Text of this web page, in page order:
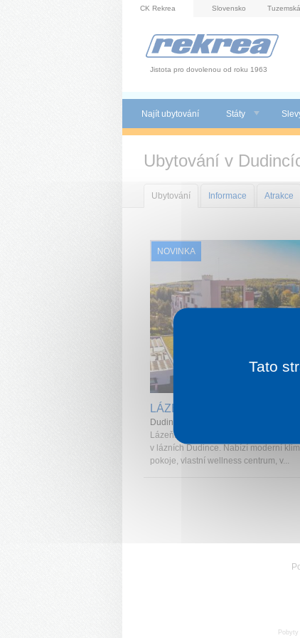
CK Rekrea Slovensko
Jistota pro dovolenou od roku 1963
Najít ubytování Státy
Ubytování v
Ubytování Informace Atrakce
NOVINKA
LÁZEŇSKÝ HOTEL MINERÁL
Dudince
Lázeňský hotel Minerál je
v lázních Dudince. Nabízí moderní
pokoje, vlastní wellness centrum, v...
Pobyty
Tato